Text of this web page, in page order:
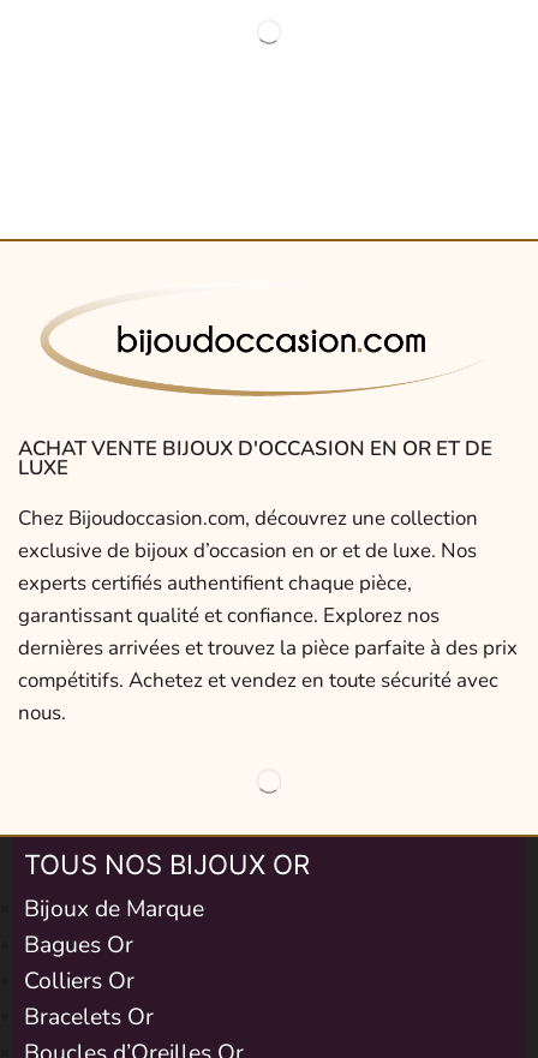
ACHAT VENTE BIJOUX D'OCCASION EN OR ET DE
LUXE
Chez Bijoudoccasion.com, découvrez une collection
exclusive de bijoux d’occasion en or et de luxe. Nos
experts certifiés authentifient chaque pièce,
garantissant qualité et confiance. Explorez nos
dernières arrivées et trouvez la pièce parfaite à des prix
compétitifs. Achetez et vendez en toute sécurité avec
nous.
TOUS NOS BIJOUX OR
Bijoux de Marque
Bagues Or
Colliers Or
Bracelets Or